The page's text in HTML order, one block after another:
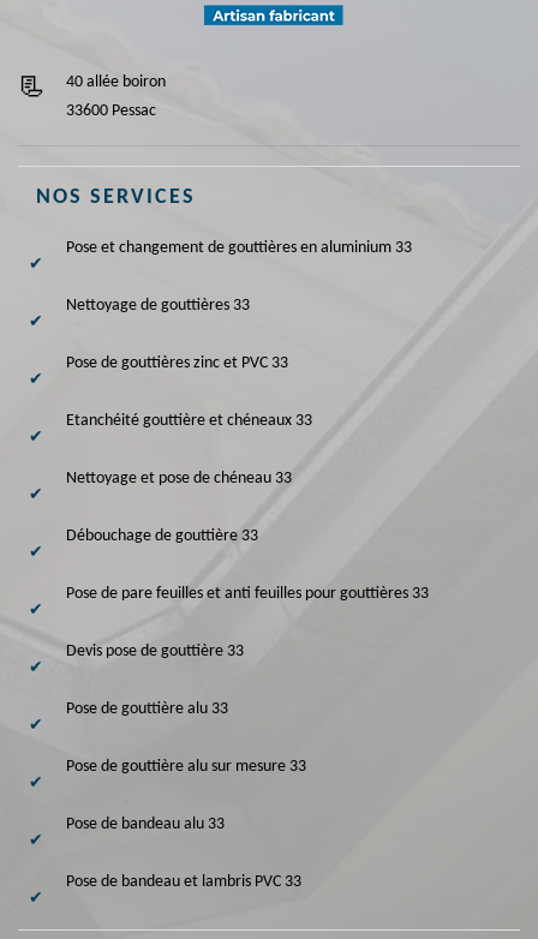
40 allée boiron
33600 Pessac
NOS SERVICES
Pose et changement de gouttières en aluminium 33
Nettoyage de gouttières 33
Pose de gouttières zinc et PVC 33
Etanchéité gouttière et chéneaux 33
Nettoyage et pose de chéneau 33
Débouchage de gouttière 33
Pose de pare feuilles et anti feuilles pour gouttières 33
Devis pose de gouttière 33
Pose de gouttière alu 33
Pose de gouttière alu sur mesure 33
Pose de bandeau alu 33
Pose de bandeau et lambris PVC 33